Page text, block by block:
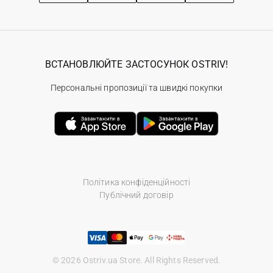
Політика конфіденційності
Публічний договір
© 2026 Ostriv.ua Store. All Rights Reserved.
ВСТАНОВЛЮЙТЕ ЗАСТОСУНОК OSTRIV!
Персональні пропозиції та швидкі покупки